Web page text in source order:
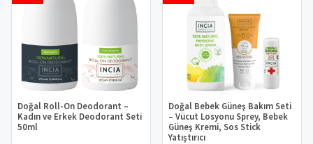
Doğal Roll-On Deodorant –
Kadın ve Erkek Deodorant Seti
50ml
Doğal Bebek Güneş Bakım Seti
– Vücut Losyonu Sprey, Bebek
Güneş Kremi, Sos Stick
Yatıştırıcı